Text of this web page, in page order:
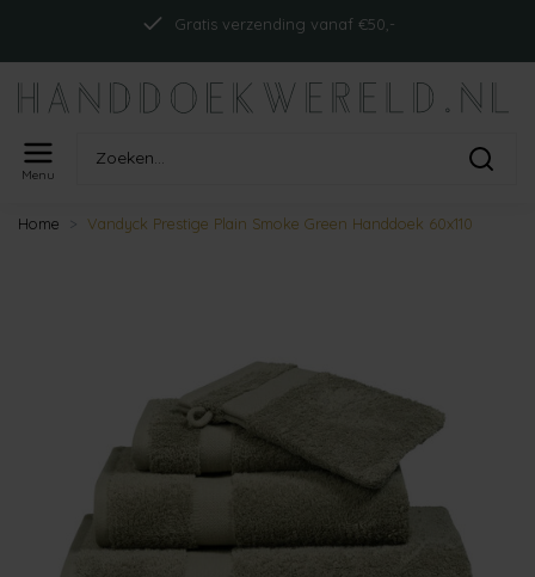
Gratis verzending vanaf €50,-
Menu
Home Vandyck Prestige Plain Smoke Green Handdoek 60x110